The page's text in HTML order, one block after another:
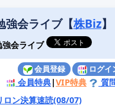
強会ライブ【株Biz】
強会ライブ
会員登録 ログイ
会員特典|VIP特典
質
ロン決算速読(08/07)